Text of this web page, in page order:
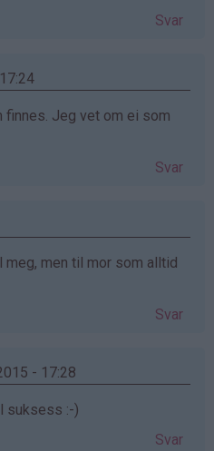
Svar
Jeg vet om ei som
Svar
meg, men til mor som alltid
Svar
- 17:28
suksess :-)
Svar